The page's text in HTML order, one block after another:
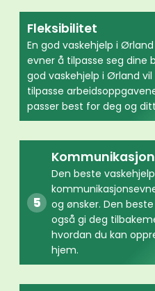
Fleksibilitet
En god vaskehjelp i
evner å tilpasse seg dine
god vaskehjelp i Ørland
tilpasse
passer best for deg og
Kommunikasjon
Den beste
og ønsker. Den
også gi deg
hvordan du kan
hjem.